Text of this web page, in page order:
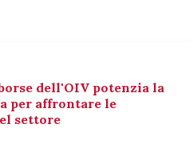
dell'OIV potenzia la
per affrontare le
settore